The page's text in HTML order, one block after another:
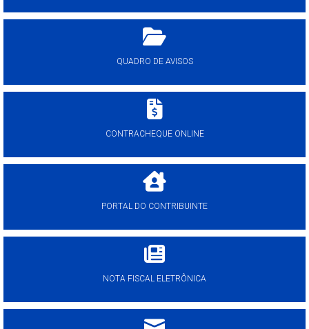
QUADRO DE AVISOS
CONTRACHEQUE ONLINE
PORTAL DO CONTRIBUINTE
NOTA FISCAL ELETRÔNICA